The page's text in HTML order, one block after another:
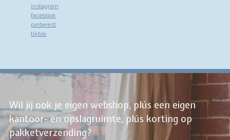
instagram
facebook
pinterest
tiktok
Wil jij ook je eigen webshop, plús een eigen
kantoor- en opslagruimte, plús korting op
pakketverzending?